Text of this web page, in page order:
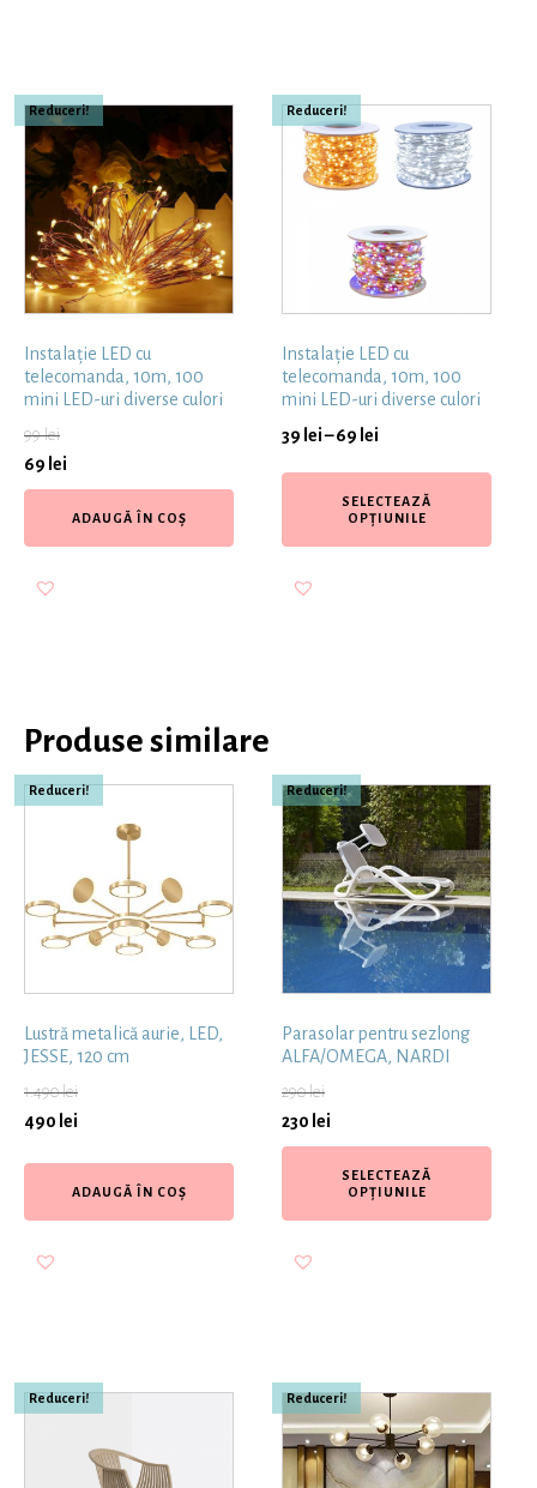
Reduceri!
Instalație LED cu
telecomanda, 10m, 100
mini LED-uri diverse culori
99lei
69 lei
ADAUGĂ ÎN COȘ
Reduceri!
Instalație LED cu
telecomanda, 10m, 100
mini LED-uri diverse culori
39 lei–69 lei
SELECTEAZĂ
OPȚIUNILE
Produse similare
Reduceri!
Lustră metalică aurie, LED,
JESSE, 120 cm
1.490lei
490 lei
ADAUGĂ ÎN COȘ
Reduceri!
Parasolar pentru sezlong
ALFA/OMEGA, NARDI
290lei
230 lei
SELECTEAZĂ
OPȚIUNILE
Reduceri! Reduceri!